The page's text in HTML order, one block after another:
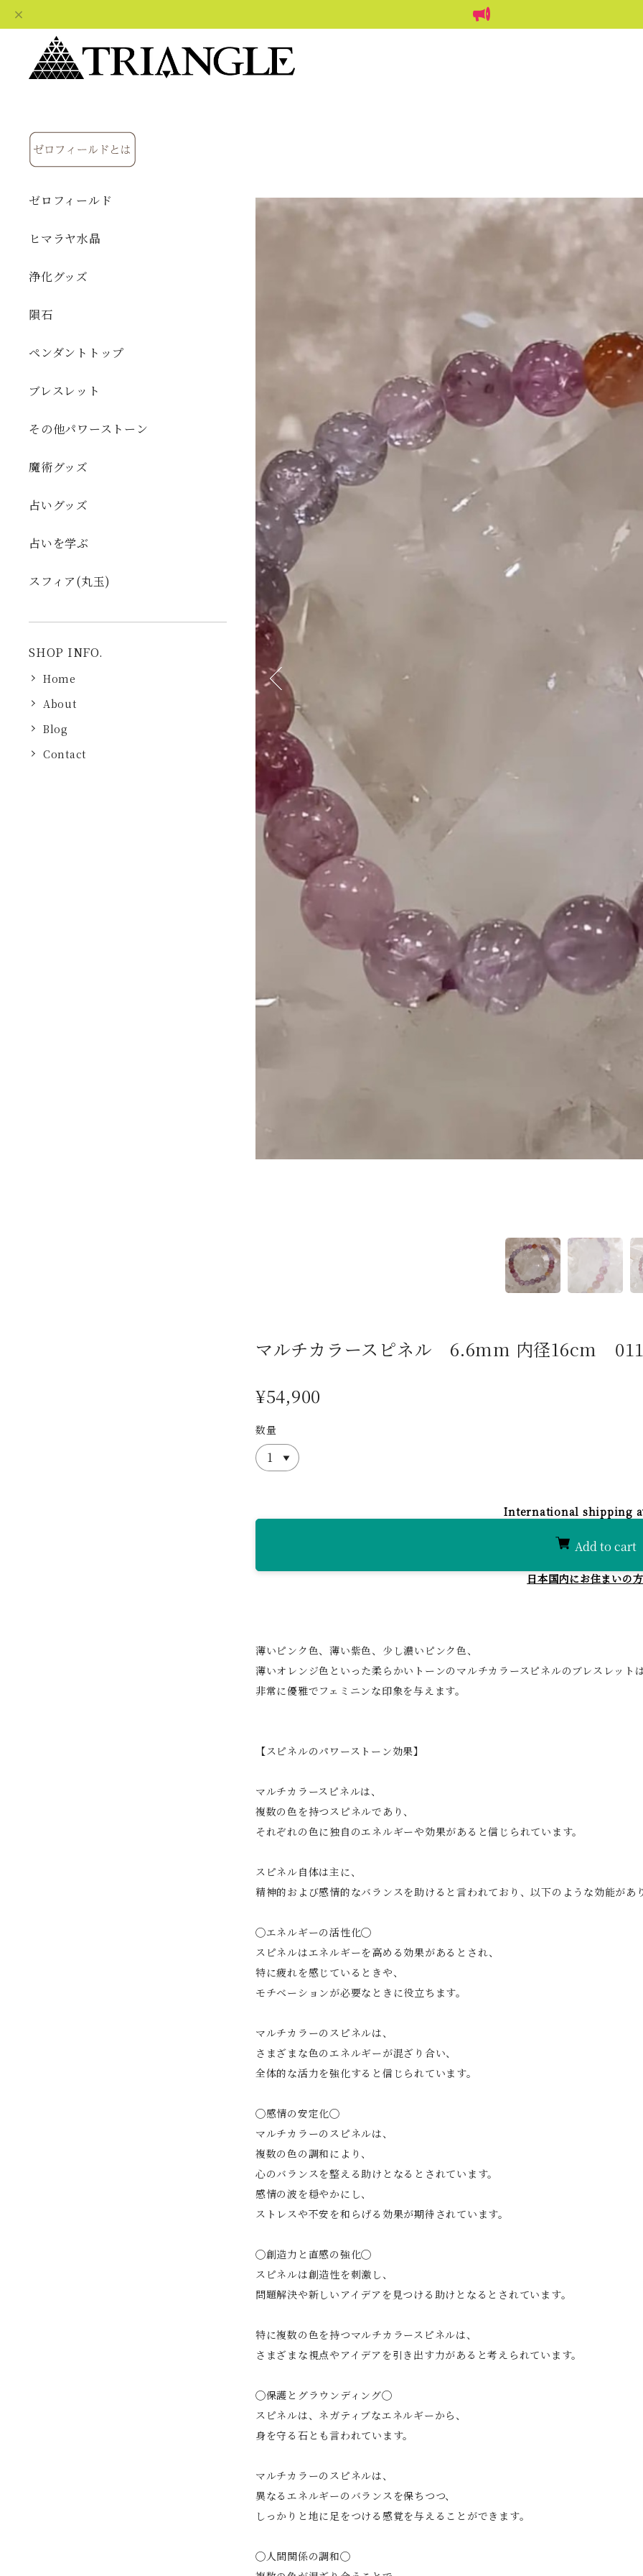
ゼロフィールド
ヒマラヤ水晶
浄化グッズ
隕石
ペンダントトップ
ブレスレット
その他パワーストーン
魔術グッズ
占いグッズ
占いを学ぶ
スフィア(丸玉)
SHOP INFO.
Home
About
Blog
Contact
Previous
マルチカラースピネル 6.6mm 内径16cm
¥54,900
数量
International shipping
Add to cart
日本国内にお住まいの
薄いピンク色、薄い紫色、少し濃いピンク色、
薄いオレンジ色といった柔らかいトーンのマルチカラースピネルのブレスレット
非常に優雅でフェミニンな印象を与えます。
【スピネルのパワーストーン効果】
マルチカラースピネルは、
複数の色を持つスピネルであり、
それぞれの色に独自のエネルギーや効果があると信じられています。
スピネル自体は主に、
精神的および感情的なバランスを助けると言われており、以下のような効能があ
◯エネルギーの活性化◯
スピネルはエネルギーを高める効果があるとされ、
特に疲れを感じているときや、
モチベーションが必要なときに役立ちます。
マルチカラーのスピネルは、
さまざまな色のエネルギーが混ざり合い、
全体的な活力を強化すると信じられています。
◯感情の安定化◯
マルチカラーのスピネルは、
複数の色の調和により、
心のバランスを整える助けとなるとされています。
感情の波を穏やかにし、
ストレスや不安を和らげる効果が期待されています。
◯創造力と直感の強化◯
スピネルは創造性を刺激し、
問題解決や新しいアイデアを見つける助けとなるとされています。
特に複数の色を持つマルチカラースピネルは、
さまざまな視点やアイデアを引き出す力があると考えられています。
◯保護とグラウンディング◯
スピネルは、ネガティブなエネルギーから、
身を守る石とも言われています。
マルチカラーのスピネルは、
異なるエネルギーのバランスを保ちつつ、
しっかりと地に足をつける感覚を与えることができます。
◯人間関係の調和◯